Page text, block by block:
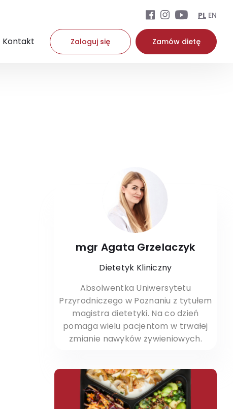
PL EN
Kontakt Zaloguj się Zamów dietę
mgr Agata Grzelaczyk
Dietetyk Kliniczny
Absolwentka Uniwersytetu
Przyrodniczego w Poznaniu z tytułem
magistra dietetyki. Na co dzień
pomaga wielu pacjentom w trwałej
zmianie nawyków żywieniowych.